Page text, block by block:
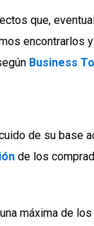
que,
encontrarlos
Business
de su base
de los
máxima de